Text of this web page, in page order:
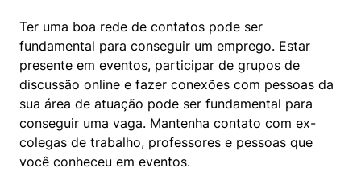
Ter uma boa rede de contatos pode ser
fundamental para conseguir um emprego. Estar
presente em eventos, participar de grupos de
discussão online e fazer conexões com pessoas da
sua área de atuação pode ser fundamental para
conseguir uma vaga. Mantenha contato com ex-
colegas de trabalho, professores e pessoas que
você conheceu em eventos.